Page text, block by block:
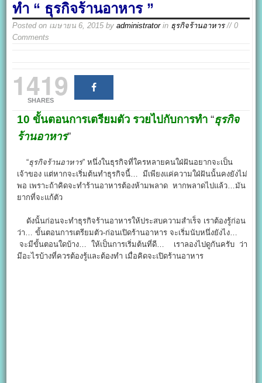
ทำ “ ธุรกิจร้านอาหาร ”
Posted on เมษายน 6, 2015 byadministratorin ธุรกิจร้านอาหาร// 0
Comments
1419
SHARES
10 ขั้นตอนการเตรียมตัว รวยไปกับการทำ “ธุรกิจ
ร้านอาหาร”
“ธุรกิจร้านอาหาร” หนึ่งในธุรกิจที่ใครหลายคนใฝ่ฝันอยากจะเป็น
เจ้าของ แต่หากจะเริ่มต้นทำธุรกิจนี้… มีเพียงแค่ความใฝ่ฝันนั้นคงยังไม่
พอ เพราะถ้าคิดจะทำร้านอาหารต้องห้ามพลาด หากพลาดไปแล้ว…มัน
ยากที่จะแก้ตัว
ดังนั้นก่อนจะทำธุรกิจร้านอาหารให้ประสบความสำเร็จ เราต้องรู้ก่อน
ว่า… ขั้นตอนการเตรียมตัว-ก่อนเปิดร้านอาหาร จะเริ่มนับหนึ่งยังไง…
จะมีขั้นตอนใดบ้าง… ให้เป็นการเริ่มต้นที่ดี… เราลองไปดูกันครับ ว่า
มีอะไรบ้างที่ควรต้องรู้และต้องทำ เมื่อคิดจะเปิดร้านอาหาร